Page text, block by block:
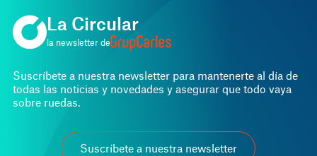
La Circular
la newsletter de
Suscríbete a nuestra newsletter para mantenerte al día de
todas las noticias y novedades y asegurar que todo vaya
sobre ruedas.
Suscríbete a nuestra newsletter